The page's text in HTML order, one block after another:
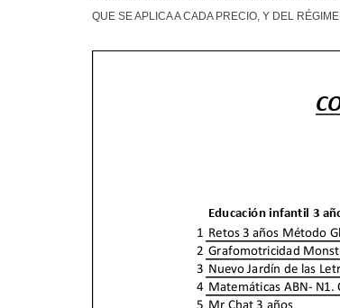
QUE SE APLICA A CADA PRECIO, Y DEL